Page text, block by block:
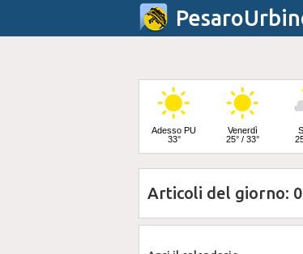
Adesso PU
33°
Venerdì
25° / 33°
Articoli del giorno: